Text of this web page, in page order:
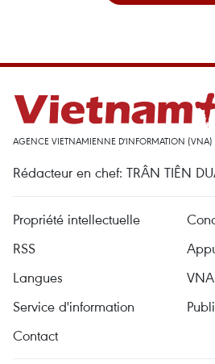
AGENCE VIETNAMIENNE D'INFORMATION (VNA)
Rédacteur en chef: TRÂN TIÊN
Propriété intellectuelle
RSS
Langues
VNA
Service d'information
Contact